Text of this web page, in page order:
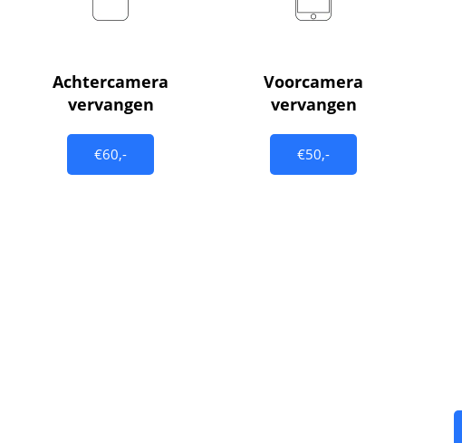
Achtercamera
vervangen
€60,-
Voorcamera
vervangen
€50,-